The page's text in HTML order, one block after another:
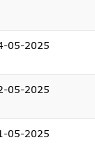
05-2025
05-2025
05-2025